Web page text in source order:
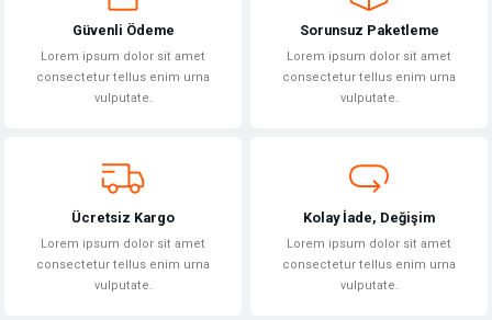
Ürün açıklamasında eksik bilgiler bulunuyor.
Ürün bilgilerinde hatalar bulunuyor.
Bu ürüne benzer farklı alternatifler olmalı.
Güvenli Ödeme
Lorem ipsum dolor sit amet
consectetur tellus enim urna
vulputate.
Sorunsuz Paketleme
Lorem ipsum dolor sit amet
consectetur tellus enim urna
vulputate.
Ücretsiz Kargo
Lorem ipsum dolor sit amet
consectetur tellus enim urna
vulputate.
Kolay İade, Değişim
Lorem ipsum dolor sit amet
consectetur tellus enim urna
vulputate.